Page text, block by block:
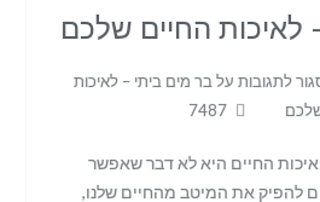
לאיכות החיים שלכם
לתגובות על בר מים ביתי – לאיכות
7487
החיים היא לא דבר שאפשר
להפיק את המיטב מהחיים שלנו,